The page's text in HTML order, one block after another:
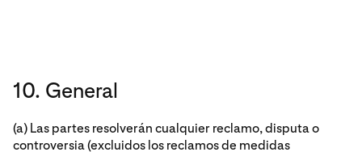
10. General
(a) Las partes resolverán cualquier reclamo, disputa o
controversia (excluidos los reclamos de medidas